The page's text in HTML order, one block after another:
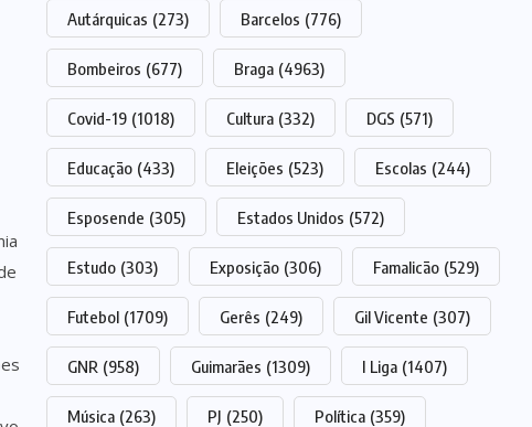
Autárquicas (273) Barcelos (776)
Bombeiros (677) Braga (4963)
Covid-19 (1018) Cultura (332) DGS (571)
Educação (433) Eleições (523) Escolas (244)
Esposende (305) Estados Unidos (572)
Estudo (303) Exposição (306) Famalicão (529)
Futebol (1709) Gerês (249) Gil Vicente (307)
GNR (958) Guimarães (1309) I Liga (1407)
Música (263) PJ (250) Política (359)